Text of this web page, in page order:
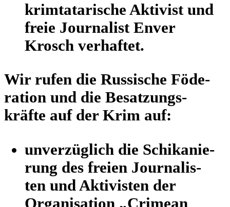
krim­ta­ta­ri­sche Akti­vist und
freie Jour­na­list Enver
Krosch verhaftet.
Wir rufen die Rus­si­sche Föde­
ra­tion und die Besat­zungs­
kräfte auf der Krim auf:
unver­züg­lich die Schi­ka­nie­
rung des freien Jour­na­lis­
ten und Akti­vis­ten der
Orga­ni­sa­tion „Crimean